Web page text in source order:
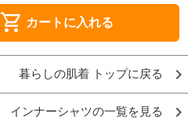
shopping_cart カートに入れる
暮らしの肌着 トップに戻る
インナーシャツの一覧を見る